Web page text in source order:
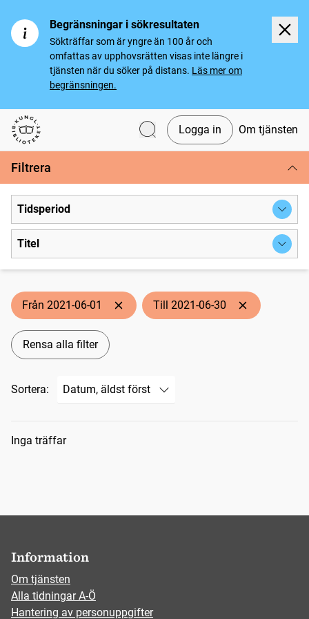
Begränsningar i sökresultaten
Sökträffar som är yngre än 100 år och
omfattas av upphovsrätten visas inte längre i
tjänsten när du söker på distans. Läs mer om
begränsningen.
Svenska tidningar
Logga in Om tjänsten
Filtrera
Tidsperiod
Titel
Från 2021-06-01 Till 2021-06-30
Rensa alla filter
Sortera:
Sökresultat
Inga träffar
Information
Om tjänsten
Alla tidningar A-Ö
Hantering av personuppgifter